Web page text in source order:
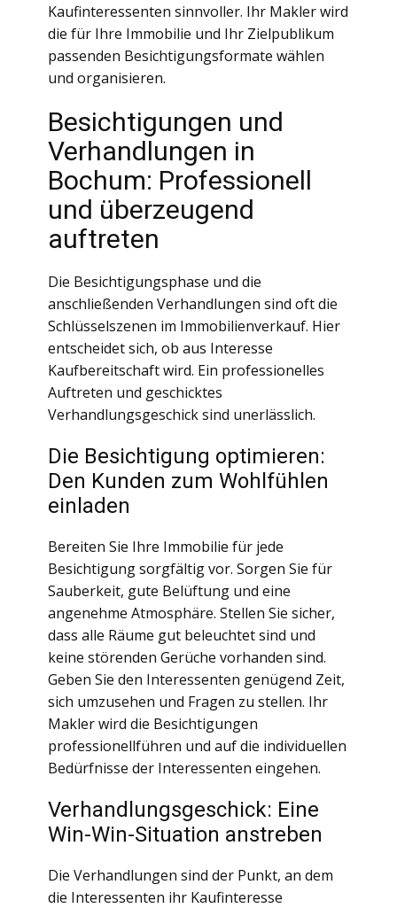
Kaufinteressenten sinnvoller. Ihr Makler wird
die für Ihre Immobilie und Ihr Zielpublikum
passenden Besichtigungsformate wählen
und organisieren.
Besichtigungen und
Verhandlungen in
Bochum: Professionell
und überzeugend
auftreten
Die Besichtigungsphase und die
anschließenden Verhandlungen sind oft die
Schlüsselszenen im Immobilienverkauf. Hier
entscheidet sich, ob aus Interesse
Kaufbereitschaft wird. Ein professionelles
Auftreten und geschicktes
Verhandlungsgeschick sind unerlässlich.
Die Besichtigung optimieren:
Den Kunden zum Wohlfühlen
einladen
Bereiten Sie Ihre Immobilie für jede
Besichtigung sorgfältig vor. Sorgen Sie für
Sauberkeit, gute Belüftung und eine
angenehme Atmosphäre. Stellen Sie sicher,
dass alle Räume gut beleuchtet sind und
keine störenden Gerüche vorhanden sind.
Geben Sie den Interessenten genügend Zeit,
sich umzusehen und Fragen zu stellen. Ihr
Makler wird die Besichtigungen
professionellführen und auf die individuellen
Bedürfnisse der Interessenten eingehen.
Verhandlungsgeschick: Eine
Win-Win-Situation anstreben
Die Verhandlungen sind der Punkt, an dem
die Interessenten ihr Kaufinteresse